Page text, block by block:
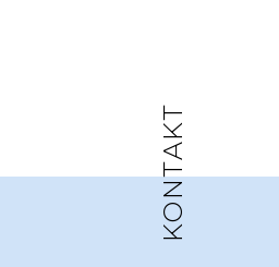
KONTAKT